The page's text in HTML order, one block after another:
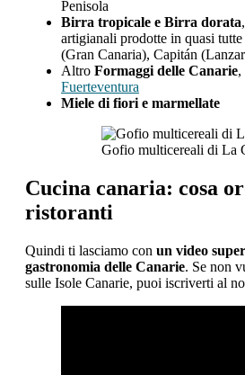
Penisola
Birra tropicale e Birra dorata
artigianali prodotte in quasi tutte
(Gran Canaria), Capitán
Altro Formaggi delle Canarie,
Fuerteventura
Miele di fiori e marmellate
Gofio multicereali di La
Cucina canaria: cosa
ristoranti
Quindi ti lasciamo con un video
gastronomia delle Canarie. Se non
sulle Isole Canarie, puoi iscriverti al